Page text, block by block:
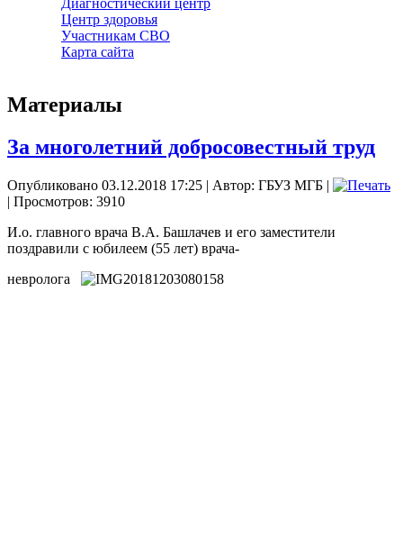
Диагностический центр
Центр здоровья
Участникам СВО
Карта сайта
Материалы
За многолетний добросовестный труд
Опубликовано 03.12.2018 17:25 | Автор: ГБУЗ МГБ |
| Просмотров: 3910
И.о. главного врача В.А. Башлачев и его заместители
поздравили с юбилеем (55 лет) врача-
невролога